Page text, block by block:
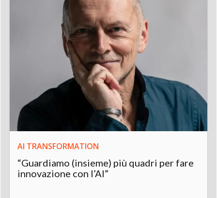
AI TRANSFORMATION
“Guardiamo (insieme) più quadri per fare
innovazione con l’AI”